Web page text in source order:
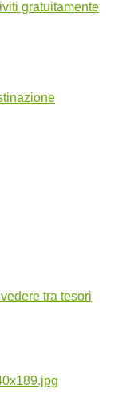
tra tesori